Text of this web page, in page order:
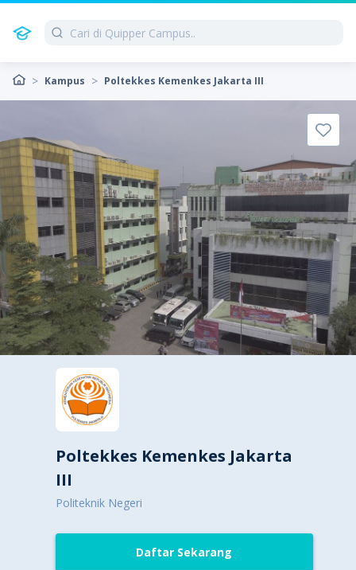
Kampus Poltekkes Kemenkes Jakarta III
Poltekkes Kemenkes Jakarta
III
Politeknik Negeri
Daftar Sekarang